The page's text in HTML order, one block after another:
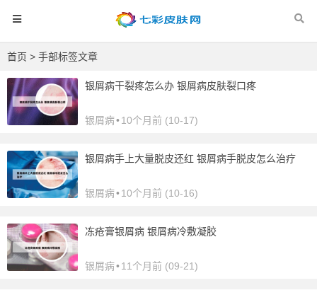
首页 > 手部标签文章
银屑病干裂疼怎么办 银屑病皮肤裂口疼
银屑病•10个月前 (10-17)
银屑病手上大量脱皮还红 银屑病手脱皮怎么治疗
银屑病•10个月前 (10-16)
冻疮膏银屑病 银屑病冷敷凝胶
银屑病•11个月前 (09-21)